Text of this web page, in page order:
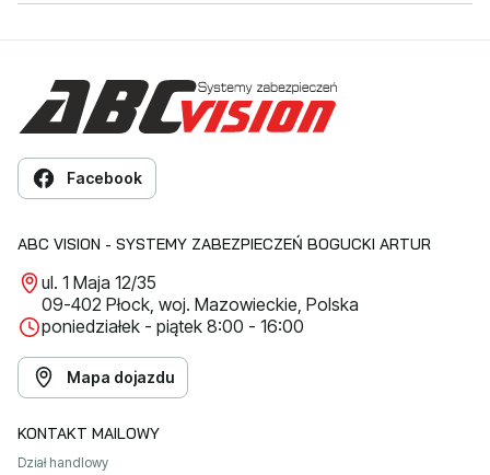
Facebook
ABC VISION - SYSTEMY ZABEZPIECZEŃ BOGUCKI ARTUR
ul. 1 Maja 12/35
09-402 Płock, woj. Mazowieckie, Polska
poniedziałek - piątek 8:00 - 16:00
Mapa dojazdu
KONTAKT MAILOWY
Dział handlowy